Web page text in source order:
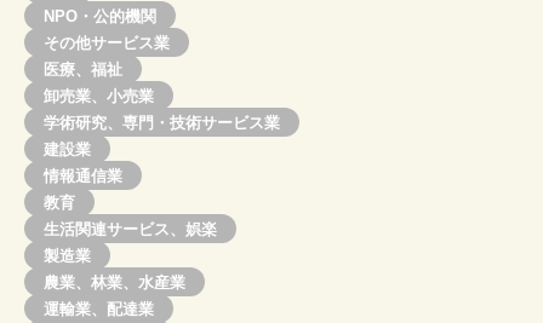
NPO・公的機関
その他サービス業
医療、福祉
卸売業、小売業
学術研究、専門・技術サービス業
建設業
情報通信業
教育
生活関連サービス、娯楽
製造業
農業、林業、水産業
運輸業、配達業